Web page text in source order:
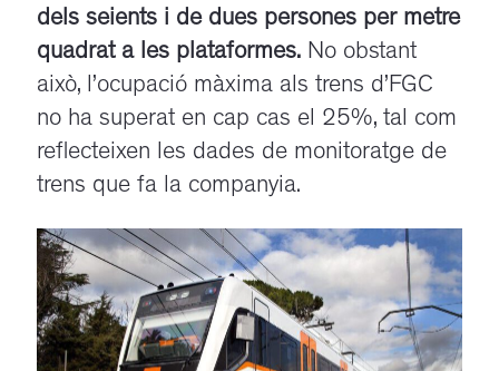
dels seients i de dues persones per metre
quadrat a les plataformes. No obstant
això, l’ocupació màxima als trens d’FGC
no ha superat en cap cas el 25%, tal com
reflecteixen les dades de monitoratge de
trens que fa la companyia.